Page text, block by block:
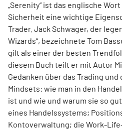
„Serenity“ ist das englische
Sicherheit eine wichtige
Trader. Jack Schwager, der
Wizards“, bezeichnete Tom
gilt als einer der besten
diesem Buch teilt er mit Autor
Gedanken über das Trading
Mindsets: wie man in den
ist und wie und warum sie so
eines Handelssystems;
Kontoverwaltung; die Work-